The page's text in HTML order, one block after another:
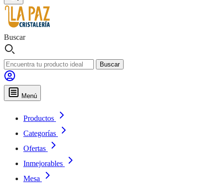
Buscar
Buscar
Menú
Productos
Categorías
Ofertas
Inmejorables
Mesa